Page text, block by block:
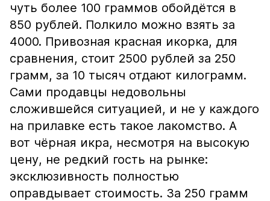
чуть более 100 граммов обойдётся в
850 рублей. Полкило можно взять за
4000. Привозная красная икорка, для
сравнения, стоит 2500 рублей за 250
грамм, за 10 тысяч отдают килограмм.
Сами продавцы недовольны
сложившейся ситуацией, и не у каждого
на прилавке есть такое лакомство. А
вот чёрная икра, несмотря на высокую
цену, не редкий гость на рынке:
эксклюзивность полностью
оправдывает стоимость. За 250 грамм